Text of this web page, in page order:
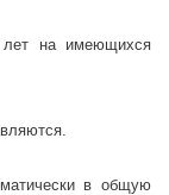
на имеющихся
в общую